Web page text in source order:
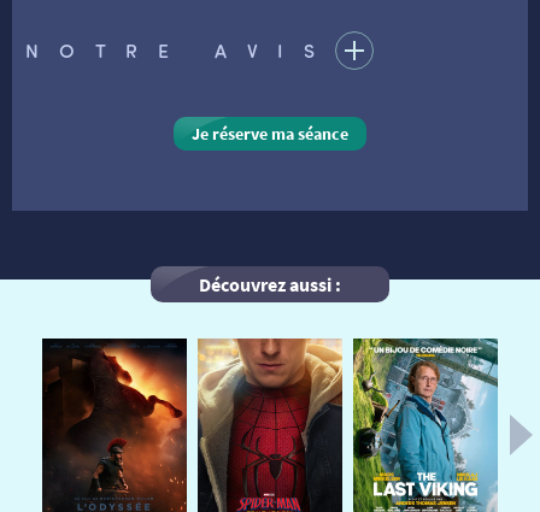
AUTRES RENDEZ-VOUS
LES ATELIERS EN CLASSE
NOUS CONTACTER
NOTRE AVIS
Je réserve ma séance
Découvrez aussi :